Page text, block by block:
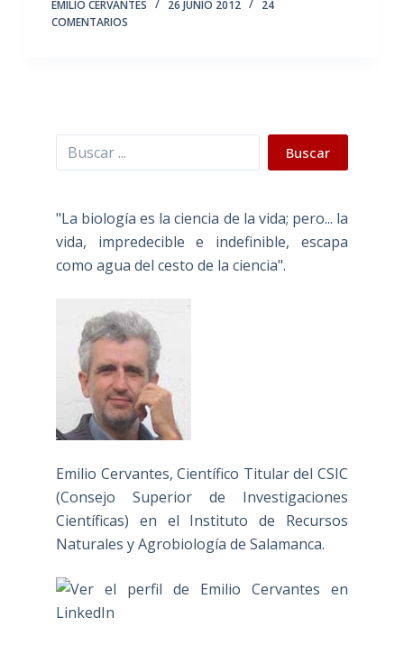
EMILIO CERVANTES 26 JUNIO 2012
24
COMENTARIOS
Buscar Buscar
"La biología es la ciencia de la vida; pero... la
vida, impredecible e indefinible, escapa
como agua del cesto de la ciencia".
Emilio Cervantes, Científico Titular del CSIC
(Consejo Superior de Investigaciones
Científicas) en el Instituto de Recursos
Naturales y Agrobiología de Salamanca.